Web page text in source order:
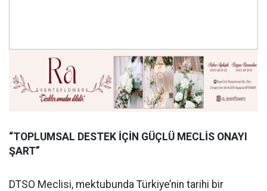
“TOPLUMSAL DESTEK İÇİN GÜÇLÜ MECLİS ONAYI
ŞART”
DTSO Meclisi, mektubunda Türkiye’nin tarihi bir